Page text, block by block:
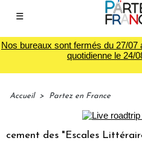
☰
Nos bureaux sont fermés du 27/07
quotidienne le 24/
Accueil > Partez en France
"Escales Littéraires", la